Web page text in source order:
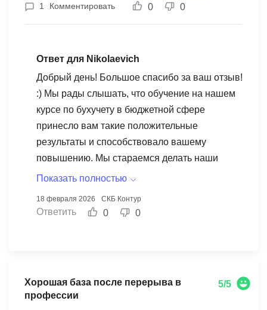
1 Комментировать 0 0
Ответ для Nikolaevich
Добрый день! Большое спасибо за ваш отзыв!
:) Мы рады слышать, что обучение на нашем
курсе по бухучету в бюджетной сфере
принесло вам такие положительные
результаты и способствовало вашему
повышению. Мы стараемся делать наши
курсы актуальными и практическими, чтобы
работе.
Показать полностью
18 февраля 2026 СКБ Контур
Ответить 0 0
Хорошая база после перерыва в
профессии
5/5